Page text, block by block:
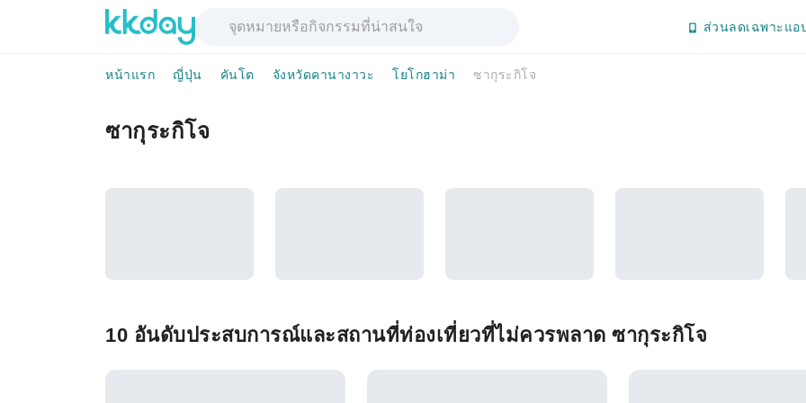
ส่วนลดเฉพาะแอ
หน้าแรก ญี่ปุ่น คันโต จังหวัดคานางาวะ โยโกฮาม่า ซากุระกิโจ
ซากุระกิโจ
10 อันดับประสบการณ์และสถานที่ท่องเที่ยวที่ไม่ควรพลาด ซากุระกิโจ